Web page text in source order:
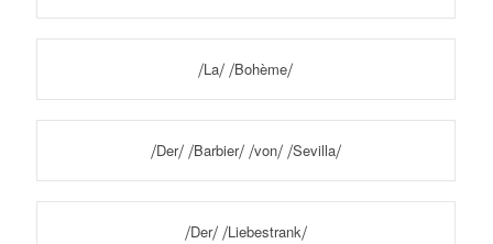
⧸La⧸ ⧸Bohème⧸
⧸Der⧸ ⧸Barbier⧸ ⧸von⧸ ⧸Sevilla⧸
⧸Der⧸ ⧸Liebestrank⧸